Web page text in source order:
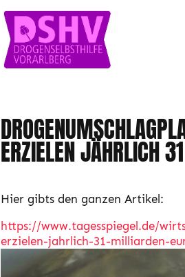
ERZIELEN JÄHRLICH
Hier gibts den ganzen Artikel:
https://www.tagesspiegel.de/
erzielen-jahrlich-31-milliarden-